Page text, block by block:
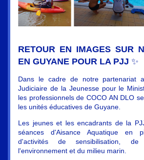
RETOUR EN IMAGES SUR
EN GUYANE POUR LA PJJ ✨
Dans le cadre de notre partenariat
Judiciaire de la Jeunesse pour le
les professionnels de COCO AN DLO
les unités éducatives de Guyane.
Les jeunes et les encadrants de la
séances d'Aisance Aquatique en
d'activités de sensibilisation,
l'environnement et du milieu marin.